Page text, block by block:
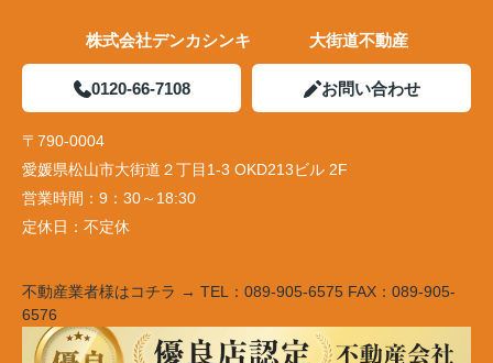
株式会社デンカシンキ 大街道不動産
0120-66-7108 お問い合わせ
〒790-0004
愛媛県松山市大街道２丁目1-3 OKD213ビル 2F
営業時間： 9：30～18:30
定休日： 不定休
不動産業者様はコチラ → TEL：089-905-6575 FAX：089-905-
6576